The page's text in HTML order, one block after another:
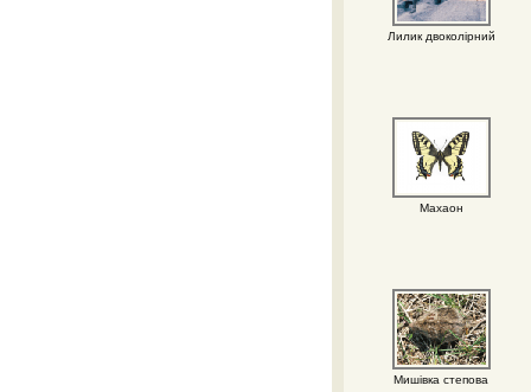
Лилик двоколірний
Махаон
Мишівка степова